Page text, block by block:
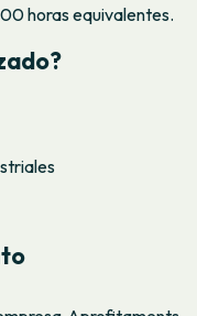
horas equivalentes.